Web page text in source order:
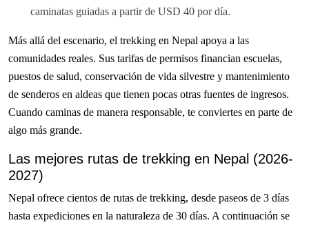
caminatas guiadas a partir de USD 40 por día.
Más allá del escenario, el trekking en Nepal apoya a las
comunidades reales. Sus tarifas de permisos financian escuelas,
puestos de salud, conservación de vida silvestre y mantenimiento
de senderos en aldeas que tienen pocas otras fuentes de ingresos.
Cuando caminas de manera responsable, te conviertes en parte de
algo más grande.
Las mejores rutas de trekking en Nepal (2026-
2027)
Nepal ofrece cientos de rutas de trekking, desde paseos de 3 días
hasta expediciones en la naturaleza de 30 días. A continuación se